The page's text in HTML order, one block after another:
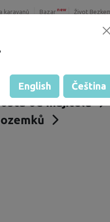
karavanů Bazar new Život
od majitelů
English Čeština